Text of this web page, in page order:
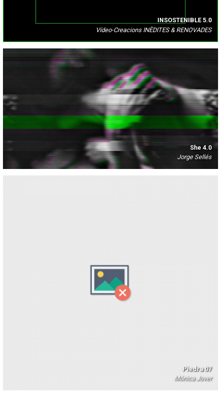
INSOSTENIBLE 5.0
Vídeo-Creacions INÈDITES & RENOVADES
She 4.0
Jorge Sellés
Piedra 07
Mónica Jover